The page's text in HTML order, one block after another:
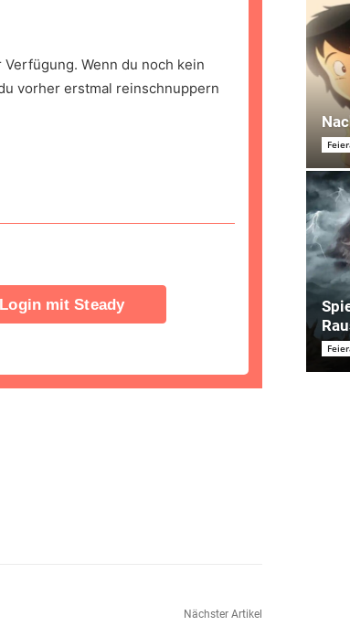
Wenn du noch kein
vorher erstmal reinschnuppern
Login mit Steady
Nächster Artikel